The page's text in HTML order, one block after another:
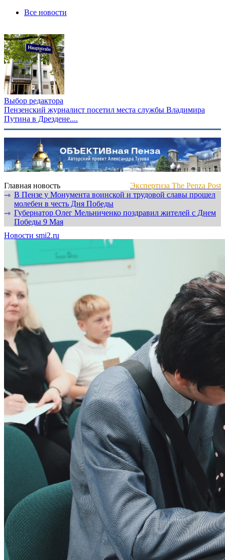
Все новости
Выбор редактора
Пензенский журналист посетил места службы Владимира
Путина в Дрездене....
Главная новость
Экспертиза The Penza Post
⇾ В Пензе у Монумента воинской и трудовой славы прошел
молебен в честь Дня Победы
⇾ Губернатор Олег Мельниченко поздравил жителей с Днем
Победы 9 Мая
Новости smi2.ru